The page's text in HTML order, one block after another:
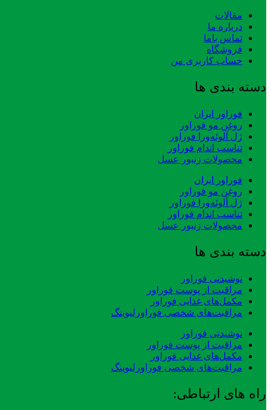
مقالات
درباره ما
تماس باما
فروشگاه
حساب کاربری من
دسته بندی ها
فوراور ایران
روغن مو فوراور
ژل آلوئه‌ورا فوراور
تناسب اندام فوراور
محصولات زنبور عسل
فوراور ایران
روغن مو فوراور
ژل آلوئه‌ورا فوراور
تناسب اندام فوراور
محصولات زنبور عسل
دسته بندی ها
نوشیدنی فوراور
مراقبت از پوست فوراور
مکمل‌های غذایی فوراور
مراقبت‌های شخصی فوراورلیوینگ
نوشیدنی فوراور
مراقبت از پوست فوراور
مکمل‌های غذایی فوراور
مراقبت‌های شخصی فوراورلیوینگ
راه های ارتباطی: